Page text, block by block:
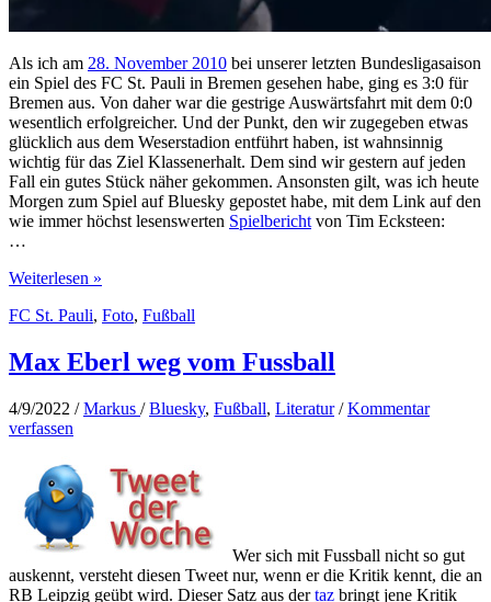
Als ich am 28. November 2010 bei unserer letzten Bundesligasaison
ein Spiel des FC St. Pauli in Bremen gesehen habe, ging es 3:0 für
Bremen aus. Von daher war die gestrige Auswärtsfahrt mit dem 0:0
wesentlich erfolgreicher. Und der Punkt, den wir zugegeben etwas
glücklich aus dem Weserstadion entführt haben, ist wahnsinnig
wichtig für das Ziel Klassenerhalt. Dem sind wir gestern auf jeden
Fall ein gutes Stück näher gekommen. Ansonsten gilt, was ich heute
Morgen zum Spiel auf Bluesky gepostet habe, mit dem Link auf den
wie immer höchst lesenswerten Spielbericht von Tim Ecksteen:
…
Bilder
Auswärtsfahrt
Bremen
Weiterlesen »
FC St. Pauli, Foto, Fußball
Max Eberl weg vom Fussball
4/9/2022 /Markus /Bluesky, Fußball, Literatur/Kommentar
verfassen
Wer sich mit Fussball nicht so gut
auskennt, versteht diesen Tweet nur, wenn er die Kritik kennt, die an
RB Leipzig geübt wird. Dieser Satz aus dertaz bringt jene Kritik